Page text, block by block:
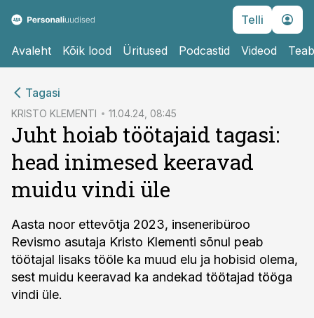
Telli
Avaleht Kõik lood Üritused Podcastid Videod
Tagasi
KRISTO KLEMENTI 11.04.24, 08:45
Juht hoiab töötajaid tagasi:
head inimesed keeravad
muidu vindi üle
Aasta noor ettevõtja 2023, inseneribüroo
Revismo asutaja Kristo Klementi sõnul peab
töötajal lisaks tööle ka muud elu ja hobisid olema,
sest muidu keeravad ka andekad töötajad tööga
vindi üle.